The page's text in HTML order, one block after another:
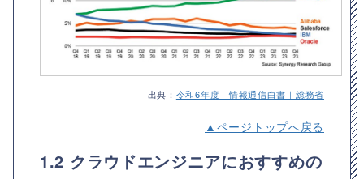
出典： 令和6年度 情報通信白書｜総務省
▲ページトップへ戻る
1.2 クラウドエンジニアにおすすめの